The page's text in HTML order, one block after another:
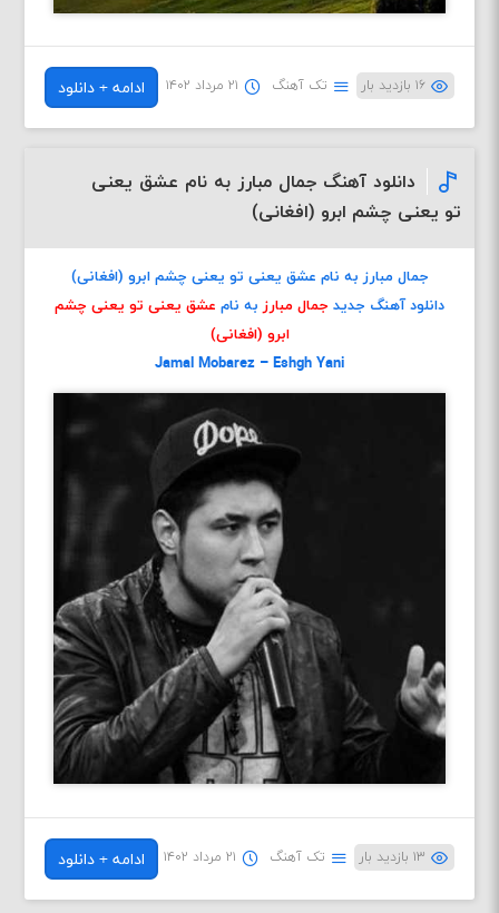
۱۶ بازدید بار تک آهنگ ۲۱ مرداد ۱۴۰۲ ادامه + دانلود
دانلود آهنگ جمال مبارز به نام عشق یعنی
تو یعنی چشم ابرو (افغانی)
جمال مبارز به نام عشق یعنی تو یعنی چشم ابرو (افغانی)
دانلود آهنگ جدید جمال مبارز به نام عشق یعنی تو یعنی چشم
ابرو (افغانی)
Jamal Mobarez – Eshgh Yani
۱۳ بازدید بار تک آهنگ ۲۱ مرداد ۱۴۰۲ ادامه + دانلود